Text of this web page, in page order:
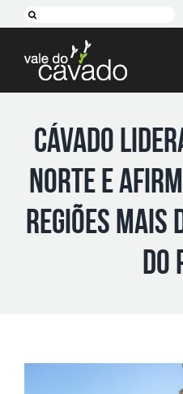
to
content
Pesquisar
Cávado 2030
Projetos
+ CIM
Cávado
Norte e
regiões mais
do